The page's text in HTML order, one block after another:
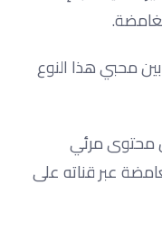
محبي هذا النوع
محتوى مرئي
عبر قناته على